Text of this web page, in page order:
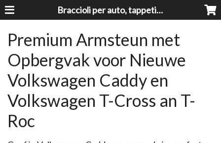
Braccioli per auto, tappeti auto, accessori auto MADE IN ITALY - Armrests, Mittelarmlehnen, Accoundoirs
Premium Armsteun met
Opbergvak voor Nieuwe
Volkswagen Caddy en
Volkswagen T-Cross an T-
Roc